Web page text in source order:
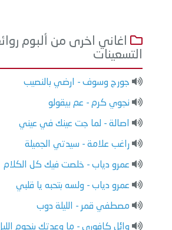
اغاني اخرى من ألبوم
التسعينات
جورج وسوف - ارضي بالنصيب
نجوي كرم - عم بيقولو
اصالة - لما جت عينك في عيني
راغب علامة - سيدتي الجميلة
عمرو دياب - خلصت فيك كل الكلام
عمرو دياب - ولسه بتحبه يا قلبي
مصطفي قمر - الليلة دوب
وائل كافوري - ما وعدتك بنجوم